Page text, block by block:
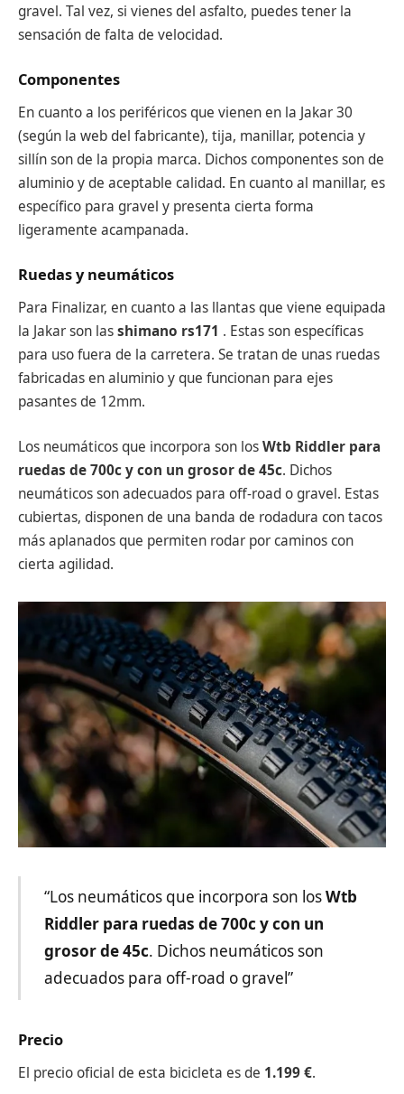
gravel. Tal vez, si vienes del asfalto, puedes tener la
sensación de falta de velocidad.
Componentes
En cuanto a los periféricos que vienen en la Jakar 30
(según la web del fabricante), tija, manillar, potencia y
sillín son de la propia marca. Dichos componentes son de
aluminio y de aceptable calidad. En cuanto al manillar, es
específico para gravel y presenta cierta forma
ligeramente acampanada.
Ruedas y neumáticos
Para Finalizar, en cuanto a las llantas que viene equipada
la Jakar son lasshimano rs171 . Estas son específicas
para uso fuera de la carretera. Se tratan de unas ruedas
fabricadas en aluminio y que funcionan para ejes
pasantes de 12mm.
Los neumáticos que incorpora son losWtb Riddler para
ruedas de 700c y con un grosor de 45c. Dichos
neumáticos son adecuados para off-road o gravel. Estas
cubiertas, disponen de una banda de rodadura con tacos
más aplanados que permiten rodar por caminos con
cierta agilidad.
“Los neumáticos que incorpora son losWtb
Riddler para ruedas de 700c y con un
grosor de 45c. Dichos neumáticos son
adecuados para off-road o gravel”
Precio
El precio oficial de esta bicicleta es de 1.199 €.